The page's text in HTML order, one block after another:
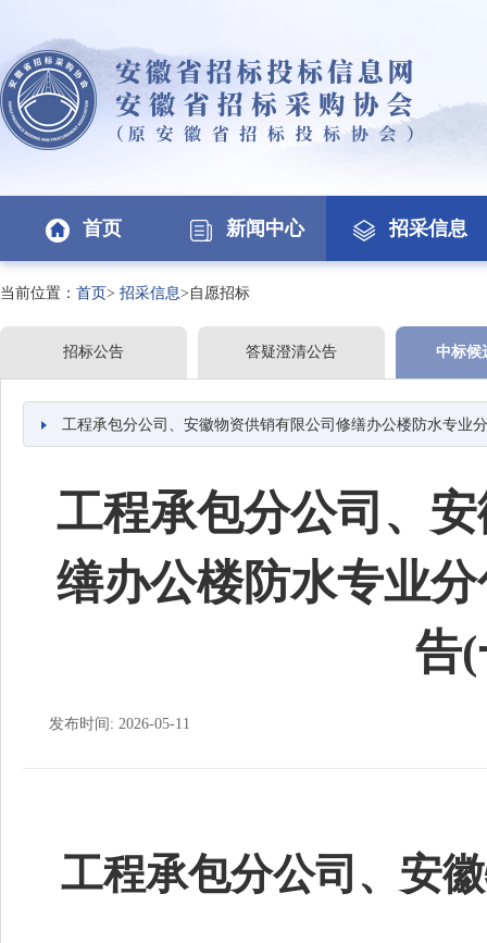
首页 新闻中心 招采信息
当前位置： 首页> 招采信息>自愿招标
招标公告 答疑澄清公告 中标候
工程承包分公司、安徽物资供销有限公司修缮办公楼防水专业
工程承包分公司、
缮办公楼防水专业
告
发布时间: 2026-05-11
工程承包分公司、安